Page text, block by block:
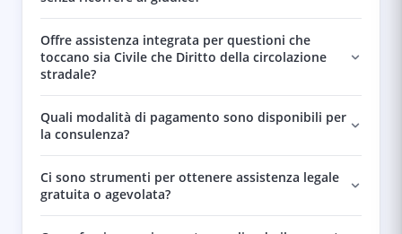
Offre assistenza integrata per questioni che
toccano sia Civile che Diritto della circolazione
stradale?
Quali modalità di pagamento sono disponibili per
la consulenza?
Ci sono strumenti per ottenere assistenza legale
gratuita o agevolata?